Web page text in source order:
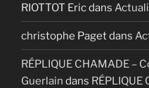
RIOTTOT Ericdans
christophe Pagetdans
RÉPLIQUE CHAMADE –
Guerlain dans RÉPLIQUE